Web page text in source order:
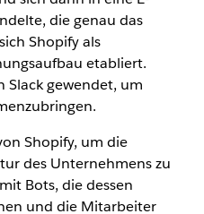
die genau das
Shopify als
etabliert.
Slack gewendet, um
Shopify, um die
des Unternehmens zu
Bots, die dessen
und die Mitarbeiter